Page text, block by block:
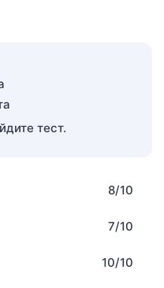
тест.
8/10
7/10
10/10